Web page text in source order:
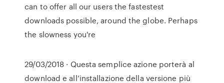
can to offer all our users the fastestest
downloads possible, around the globe. Perhaps
the slowness you're
29/03/2018 · Questa semplice azione porterà al
download e all’installazione della versione più